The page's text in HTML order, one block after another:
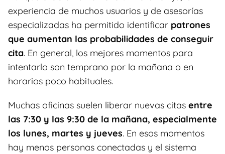
experiencia de muchos usuarios y de asesorías
especializadas ha permitido identificar patrones
que aumentan las probabilidades de conseguir
cita. En general, los mejores momentos para
intentarlo son temprano por la mañana o en
horarios poco habituales.
Muchas oficinas suelen liberar nuevas citas entre
las 7:30 y las 9:30 de la mañana, especialmente
los lunes, martes y jueves. En esos momentos
hay menos personas conectadas y el sistema